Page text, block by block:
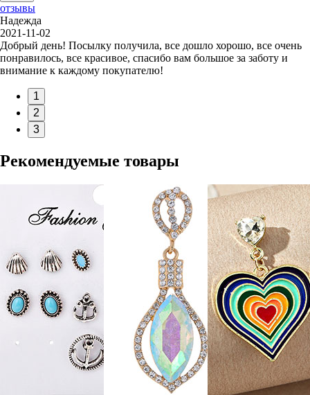
отзывы
Надежда
2021-11-02
Добрый день! Посылку получила, все дошло хорошо, все очень
понравилось, все красивое, спасибо вам большое за заботу и
внимание к каждому покупателю!
1
2
3
Рекомендуемые товары